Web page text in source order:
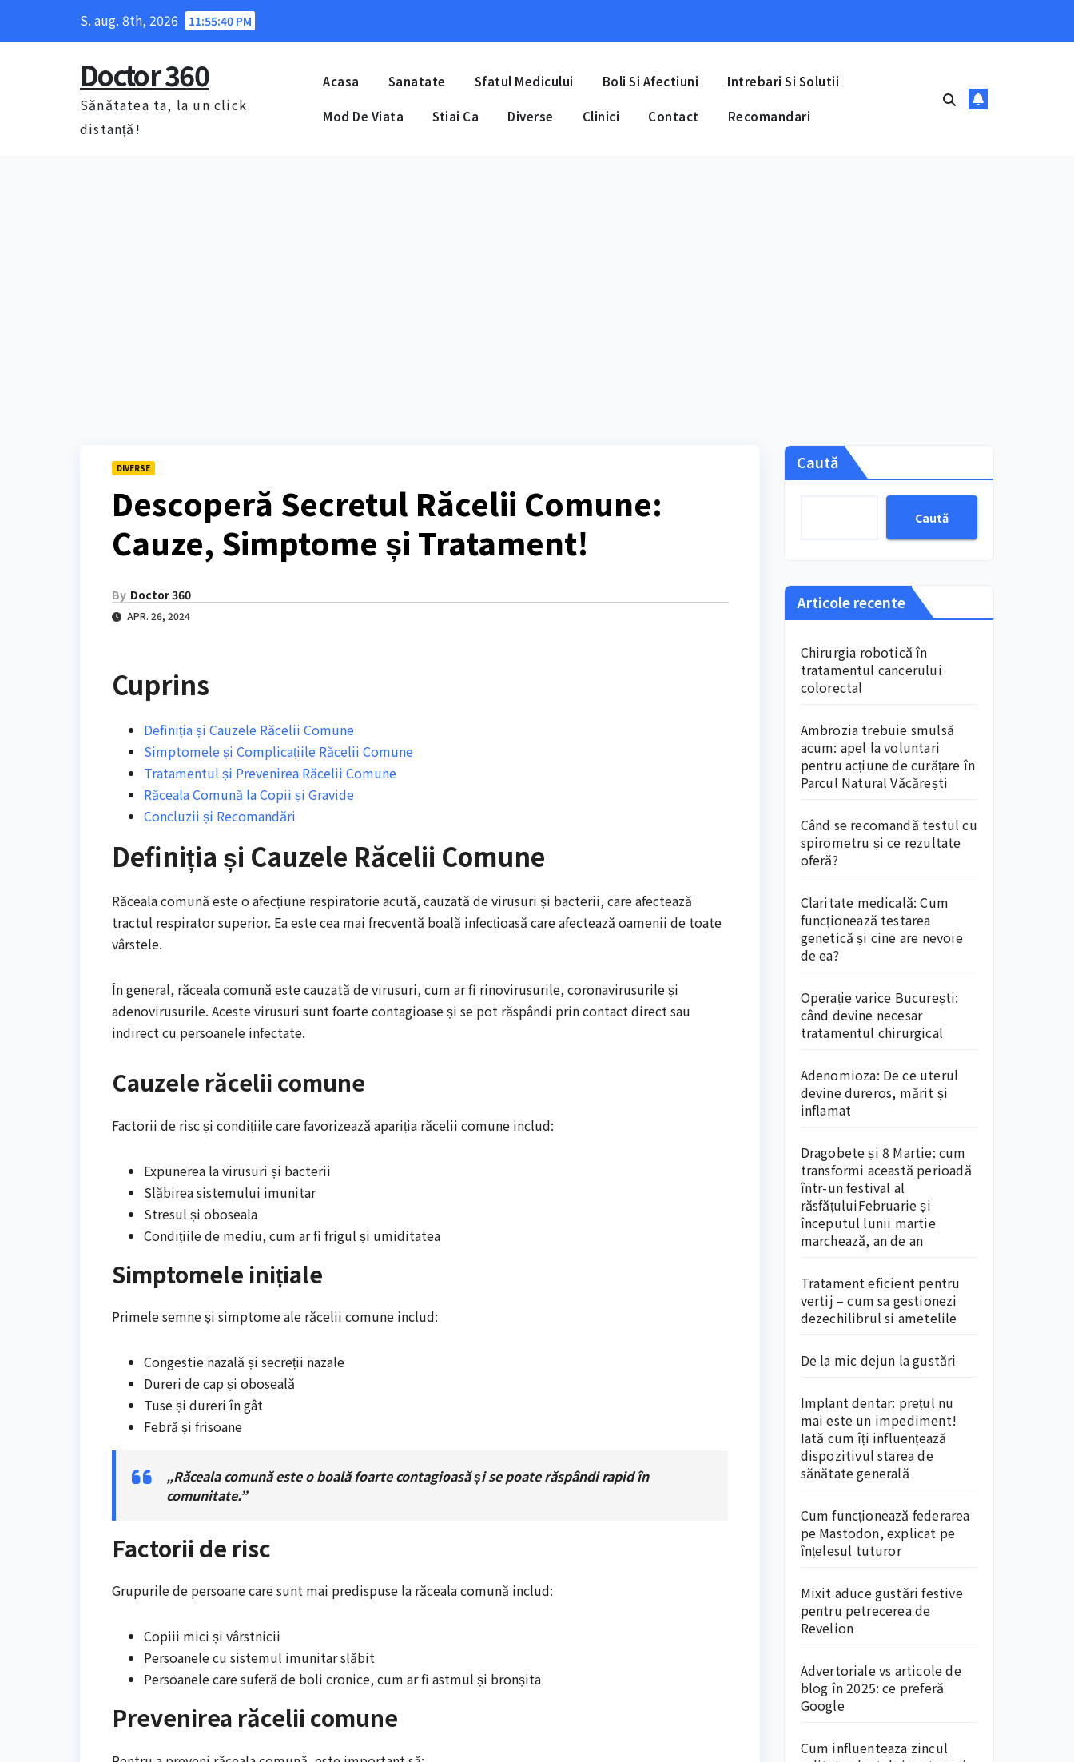
S. aug. 8th, 2026 11:55:41 PM
Doctor 360
Sănătatea ta, la un click
distanță!
Acasa Sanatate Sfatul Medicului Boli Si Afectiuni Intrebari Si Solutii
Mod De Viata Stiai Ca Diverse Clinici Contact Recomandari
DIVERSE
Descoperă Secretul Răcelii Comune:
Cauze, Simptome și Tratament!
By Doctor 360
APR. 26, 2024
Cuprins
Definiția și Cauzele Răcelii Comune
Simptomele și Complicațiile Răcelii Comune
Tratamentul și Prevenirea Răcelii Comune
Răceala Comună la Copii și Gravide
Concluzii și Recomandări
Definiția și Cauzele Răcelii Comune
Răceala comună este o afecțiune respiratorie acută, cauzată de virusuri și bacterii, care afectează
tractul respirator superior. Ea este cea mai frecventă boală infecțioasă care afectează oamenii de toate
vârstele.
În general, răceala comună este cauzată de virusuri, cum ar fi rinovirusurile, coronavirusurile și
adenovirusurile. Aceste virusuri sunt foarte contagioase și se pot răspândi prin contact direct sau
indirect cu persoanele infectate.
Cauzele răcelii comune
Factorii de risc și condițiile care favorizează apariția răcelii comune includ:
Expunerea la virusuri și bacterii
Slăbirea sistemului imunitar
Stresul și oboseala
Condițiile de mediu, cum ar fi frigul și umiditatea
Simptomele inițiale
Primele semne și simptome ale răcelii comune includ:
Congestie nazală și secreții nazale
Dureri de cap și oboseală
Tuse și dureri în gât
Febră și frisoane
„Răceala comună este o boală foarte contagioasă și se poate răspândi rapid în
comunitate.”
Factorii de risc
Grupurile de persoane care sunt mai predispuse la răceala comună includ:
Copiii mici și vârstnicii
Persoanele cu sistemul imunitar slăbit
Persoanele care suferă de boli cronice, cum ar fi astmul și bronșita
Prevenirea răcelii comune
Caută
Caută
Articole recente
Chirurgia robotică în
tratamentul cancerului
colorectal
Ambrozia trebuie smulsă
acum: apel la voluntari
pentru acțiune de curățare în
Parcul Natural Văcărești
Când se recomandă testul cu
spirometru și ce rezultate
oferă?
Claritate medicală: Cum
funcționează testarea
genetică și cine are nevoie
de ea?
Operație varice București:
când devine necesar
tratamentul chirurgical
Adenomioza: De ce uterul
devine dureros, mărit și
inflamat
Dragobete și 8 Martie: cum
transformi această perioadă
într-un festival al
răsfățuluiFebruarie și
începutul lunii martie
marchează, an de an
Tratament eficient pentru
vertij – cum sa gestionezi
dezechilibrul si ametelile
De la mic dejun la gustări
Implant dentar: prețul nu
mai este un impediment!
Iată cum îți influențează
dispozitivul starea de
sănătate generală
Cum funcționează federarea
pe Mastodon, explicat pe
înțelesul tuturor
Mixit aduce gustări festive
pentru petrecerea de
Revelion
Advertoriale vs articole de
blog în 2025: ce preferă
Google
Cum influenteaza zincul